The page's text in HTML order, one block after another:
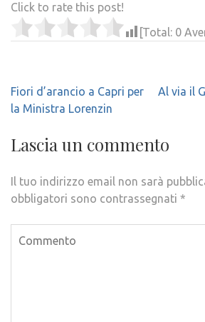
Click to rate this post!
[Total: 0
Navigazione
articoli
Fiori d’arancio a Capri per
la Ministra Lorenzin
Al via il
Lascia un commento
Il tuo indirizzo email non sarà
obbligatori sono contrassegnati *